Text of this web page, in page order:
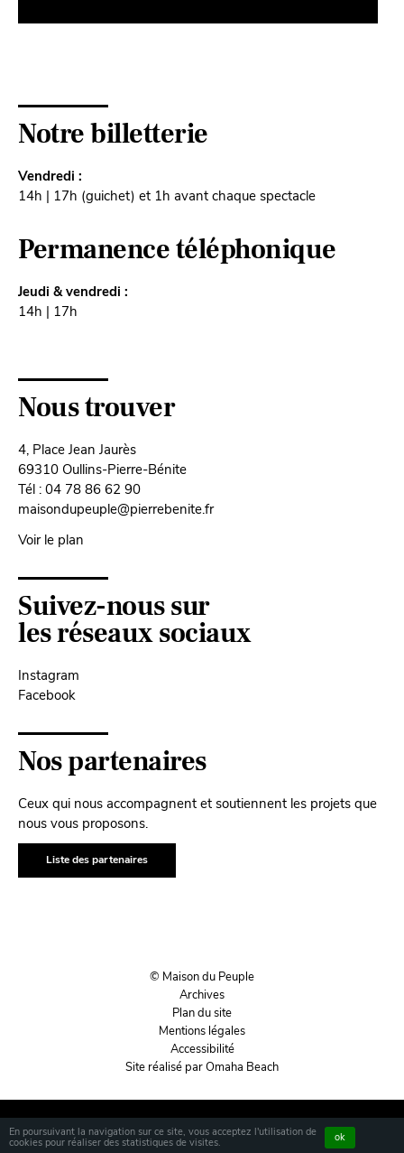
En poursuivant la navigation sur ce site, vous acceptez l'utilisation de
cookies pour réaliser des statistiques de visites.
ok
Notre billetterie
Vendredi :
14h | 17h (guichet) et 1h avant chaque spectacle
Permanence téléphonique
Jeudi & vendredi :
14h | 17h
Nous trouver
4, Place Jean Jaurès
69310 Oullins-Pierre-Bénite
Tél : 04 78 86 62 90
maisondupeuple@pierrebenite.fr
Voir le plan
Suivez-nous sur
les réseaux sociaux
Instagram
Facebook
Nos partenaires
Ceux qui nous accompagnent et soutiennent les projets que
nous vous proposons.
Liste des partenaires
© Maison du Peuple
Archives
Plan du site
Mentions légales
Accessibilité
Site réalisé par Omaha Beach